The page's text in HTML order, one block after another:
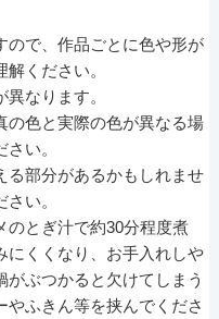
ので、作品ごとに色や形が
ください。
なります。
の色と実際の色が異なる場
い。
る部分があるかもしれませ
い。
のとぎ汁で約30分程度煮
にくくなり、お手入れしや
ぶつかると欠けてしまう
ふきん等を挟んでくださ